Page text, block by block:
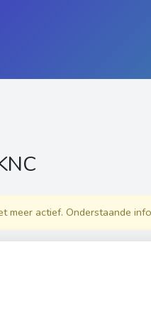
meer actief. Onderstaande